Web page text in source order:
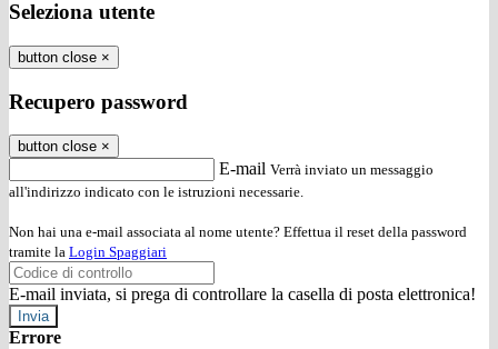
Seleziona utente
button close ×
Recupero password
button close ×
E-mail Verrà inviato un messaggio
all'indirizzo indicato con le istruzioni necessarie.
Non hai una e-mail associata al nome utente? Effettua il reset della password
tramite la Login Spaggiari
E-mail inviata, si prega di controllare la casella di posta elettronica!
Errore